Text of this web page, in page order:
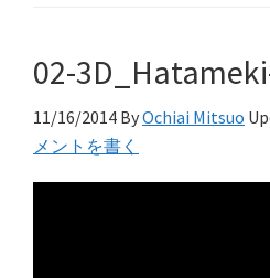
02-
11/16/2014 ByOchiai Mitsuo
メントを書く